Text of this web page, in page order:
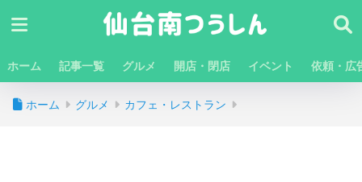
ホーム 記事一覧 グルメ 開店・閉店 イベント 依頼・広
ホーム グルメ カフェ・レストラン